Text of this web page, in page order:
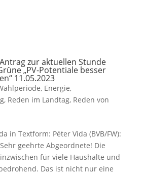
zur aktuellen Stunde
„PV-Potentiale besser
11.05.2023
, Energie,
, Reden im Landtag, Reden von
in Textform: Péter Vida (BVB/FW):
geehrte Abgeordnete! Die
für viele Haushalte und
Das ist nicht nur eine